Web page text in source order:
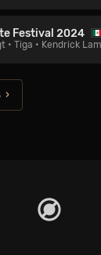
Festival 2024
• Tiga • Kendrick